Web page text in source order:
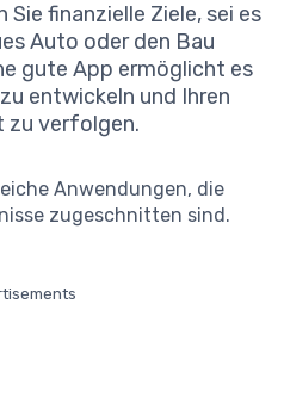
Sie finanzielle Ziele, sei es
Auto oder den Bau
gute App ermöglicht es
entwickeln und Ihren
zu verfolgen.
Anwendungen, die
zugeschnitten sind.